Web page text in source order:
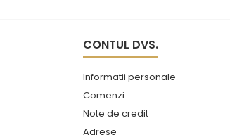
CONTUL DVS.
Informatii personale
Comenzi
Note de credit
Adrese